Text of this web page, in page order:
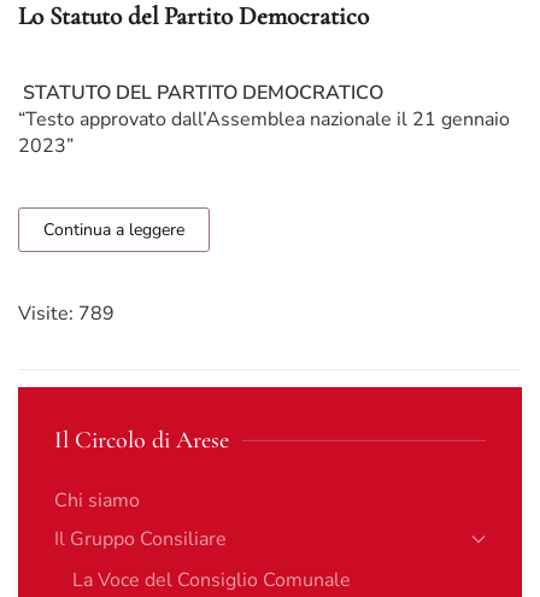
Lo Statuto del Partito Democratico
STATUTO DEL PARTITO DEMOCRATICO
“Testo approvato dall’Assemblea nazionale il 21 gennaio
2023”
Continua a leggere
Visite: 789
Il Circolo di Arese
Chi siamo
Il Gruppo Consiliare
La Voce del Consiglio Comunale